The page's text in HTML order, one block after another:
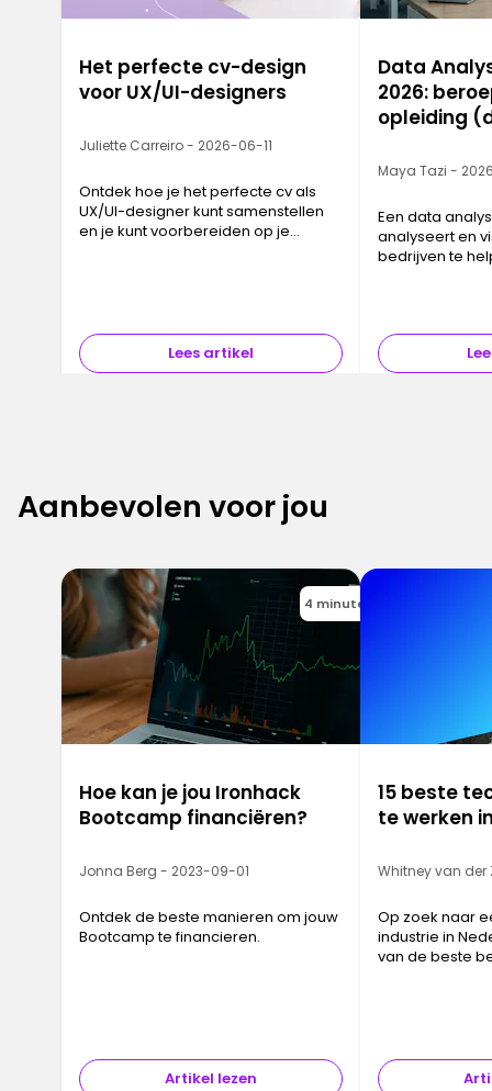
Het perfecte cv-design
voor UX/UI-designers
Juliette Carreiro - 2026-06-11
Ontdek hoe je het perfecte cv als
UX/UI-designer kunt samenstellen
en je kunt voorbereiden op je
Lees artikel
Data
2026:
opleiding
Maya Tazi -
Een data
analyseert en
bedrijven te
strenge
Amsterdam
gemiddelde
Aanbevolen voor jou
4 minutes
Hoe kan je jou Ironhack
Bootcamp financiëren?
Jonna Berg - 2023-09-01
Ontdek de beste manieren om jouw
Bootcamp te financieren.
Artikel lezen
15 beste
te werken
Whitney van
Op zoek naar
industrie in
van de beste